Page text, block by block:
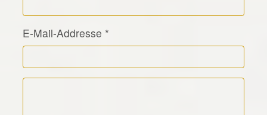
E-Mail-Addresse *
Kommentar Text